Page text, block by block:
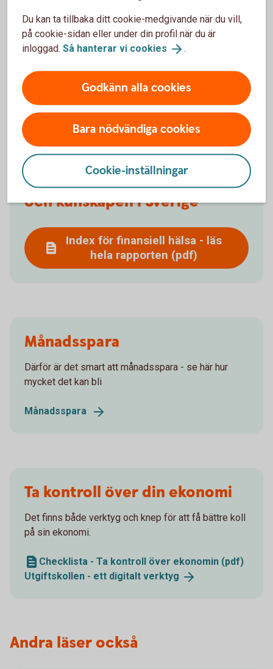
Rapport om den
privatekonomiska förmågan
och kunskapen i Sverige
Index för finansiell hälsa - läs
hela rapporten (pdf)
Månadsspara
Därför är det smart att månadsspara - se här hur
mycket det kan bli
Månadsspara
Ta kontroll över din ekonomi
Det finns både verktyg och knep för att få bättre koll
på sin ekonomi.
Checklista - Ta kontroll över ekonomin (pdf)
Utgiftskollen - ett digitalt verktyg
Andra läser också
Du kan ta tillbaka ditt cookie-medgivande när du vill,
på cookie-sidan eller under din profil när du är
inloggad. Så hanterar vi cookies .
Godkänn alla cookies
Bara nödvändiga cookies
Cookie-inställningar